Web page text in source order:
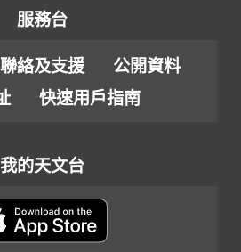
服務台
聯絡及支援
公開資料
快速用戶指南
我的天文台